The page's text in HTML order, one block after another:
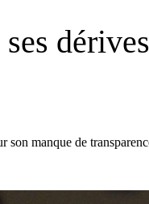
manque de